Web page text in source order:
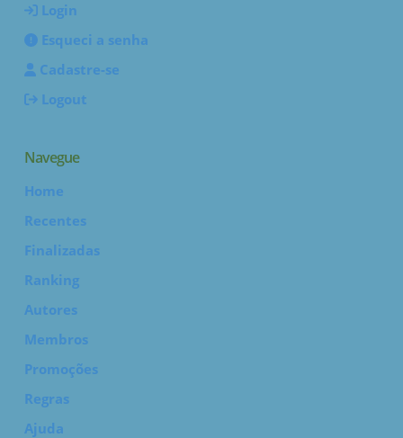
Login
Esqueci a senha
Cadastre-se
Logout
Navegue
Home
Recentes
Finalizadas
Ranking
Autores
Membros
Promoções
Regras
Ajuda